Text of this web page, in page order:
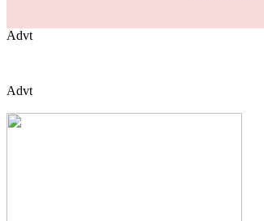
Advt
Advt